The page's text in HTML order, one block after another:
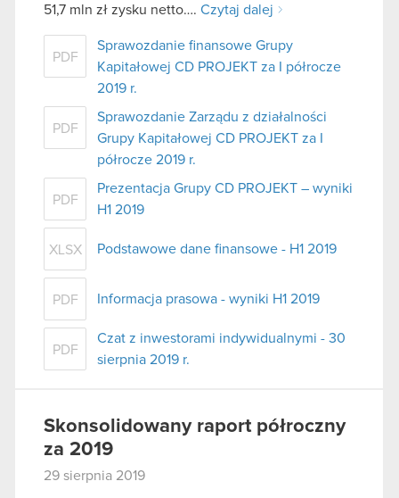
51,7 mln zł zysku netto…. Czytaj dalej
PDF
Sprawozdanie finansowe Grupy
Kapitałowej CD PROJEKT za I półrocze
2019 r.
PDF
Sprawozdanie Zarządu z działalności
Grupy Kapitałowej CD PROJEKT za I
półrocze 2019 r.
PDF
Prezentacja Grupy CD PROJEKT – wyniki
H1 2019
XLSX Podstawowe dane finansowe - H1 2019
PDF Informacja prasowa - wyniki H1 2019
PDF
Czat z inwestorami indywidualnymi - 30
sierpnia 2019 r.
Skonsolidowany raport półroczny
za 2019
29 sierpnia 2019